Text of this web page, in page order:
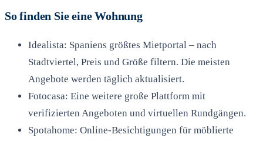
So finden Sie eine Wohnung
Idealista: Spaniens größtes Mietportal – nach
Stadtviertel, Preis und Größe filtern. Die meisten
Angebote werden täglich aktualisiert.
Fotocasa: Eine weitere große Plattform mit
verifizierten Angeboten und virtuellen Rundgängen.
Spotahome: Online-Besichtigungen für möblierte